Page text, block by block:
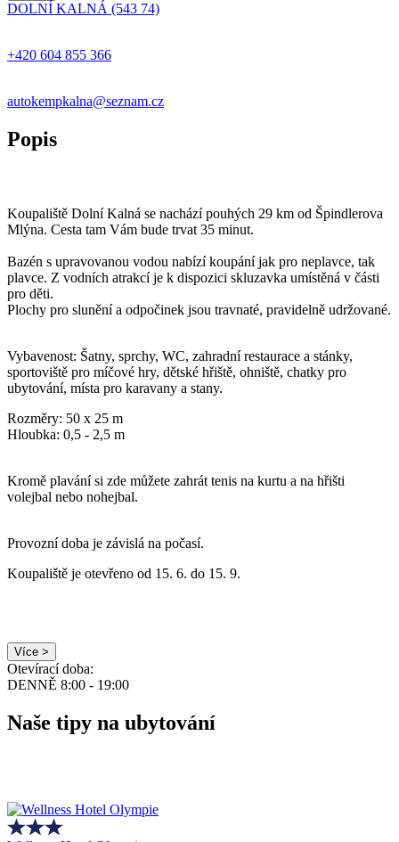
DOLNÍ KALNÁ (543 74)
+420 604 855 366
autokempkalna@seznam.cz
Popis
Koupaliště Dolní Kalná se nachází pouhých 29 km od Špindlerova
Mlýna. Cesta tam Vám bude trvat 35 minut.
Bazén s upravovanou vodou nabízí koupání jak pro neplavce, tak
plavce. Z vodních atrakcí je k dispozici skluzavka umístěná v části
pro děti.
Plochy pro slunění a odpočinek jsou travnaté, pravidelně udržované.
Vybavenost: Šatny, sprchy, WC, zahradní restaurace a stánky,
sportoviště pro míčové hry, dětské hřiště, ohniště, chatky pro
ubytování, místa pro karavany a stany.
Rozměry: 50 x 25 m
Hloubka: 0,5 - 2,5 m
Kromě plavání si zde můžete zahrát tenis na kurtu a na hřišti
volejbal nebo nohejbal.
Provozní doba je závislá na počasí.
Koupaliště je otevřeno od 15. 6. do 15. 9.
Více >
Otevírací doba:
DENNĚ 8:00 - 19:00
Naše tipy na ubytování